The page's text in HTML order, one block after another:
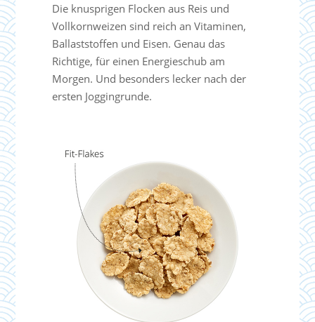
Die knusprigen Flocken aus Reis und
Vollkornweizen sind reich an Vitaminen,
Ballaststoffen und Eisen. Genau das
Richtige, für einen Energieschub am
Morgen. Und besonders lecker nach der
ersten Joggingrunde.